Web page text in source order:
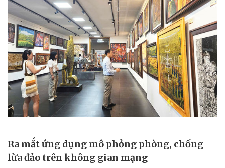
Ra mắt ứng dụng mô phỏng phòng, chống
lừa đảo trên không gian mạng